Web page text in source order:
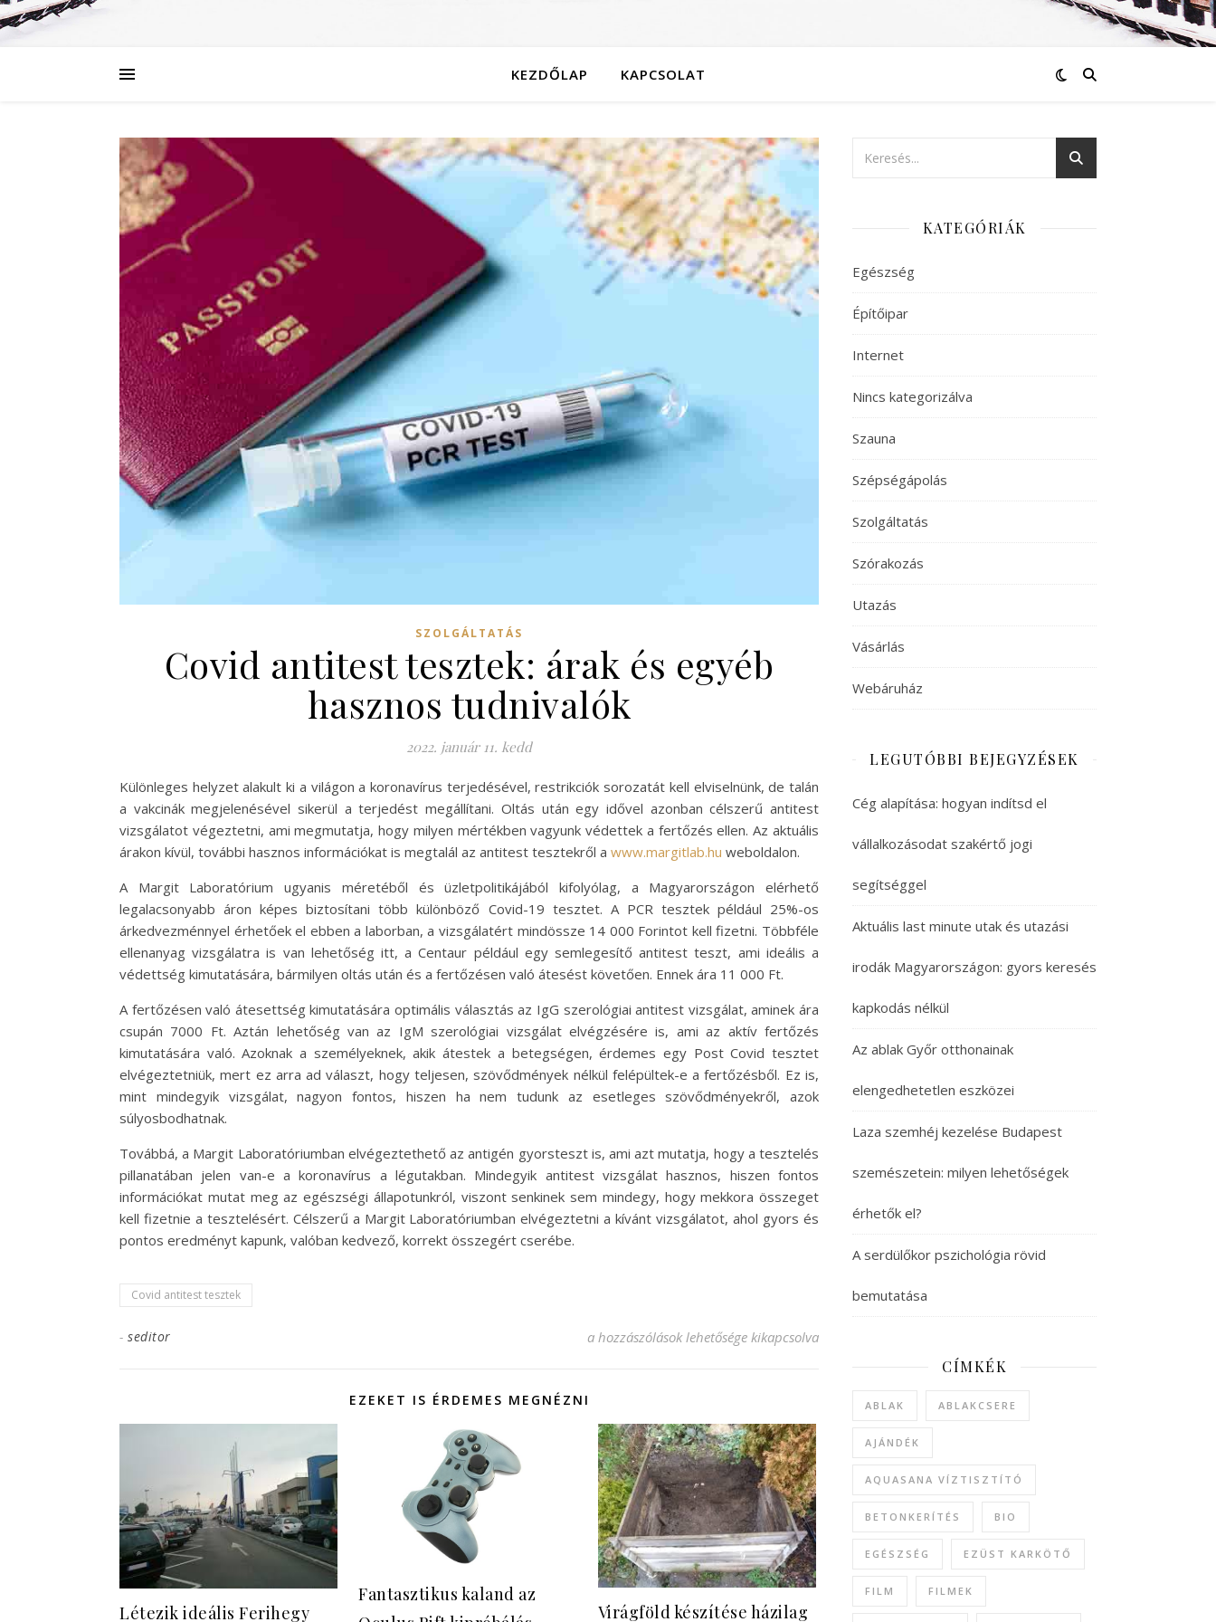
KEZDŐLAP KAPCSOLAT
SZOLGÁLTATÁS
Covid antitest tesztek: árak és egyéb
hasznos tudnivalók
2022. január 11. kedd
Különleges helyzet alakult ki a világon a koronavírus terjedésével, restrikciók sorozatát kell elviselnünk, de talán
a vakcinák megjelenésével sikerül a terjedést megállítani. Oltás után egy idővel azonban célszerű antitest
vizsgálatot végeztetni, ami megmutatja, hogy milyen mértékben vagyunk védettek a fertőzés ellen. Az aktuális
árakon kívül, további hasznos információkat is megtalál az antitest tesztekről a www.margitlab.hu weboldalon.
A Margit Laboratórium ugyanis méretéből és üzletpolitikájából kifolyólag, a Magyarországon elérhető
legalacsonyabb áron képes biztosítani több különböző Covid-19 tesztet. A PCR tesztek például 25%-os
árkedvezménnyel érhetőek el ebben a laborban, a vizsgálatért mindössze 14 000 Forintot kell fizetni. Többféle
ellenanyag vizsgálatra is van lehetőség itt, a Centaur például egy semlegesítő antitest teszt, ami ideális a
védettség kimutatására, bármilyen oltás után és a fertőzésen való átesést követően. Ennek ára 11 000 Ft.
A fertőzésen való átesettség kimutatására optimális választás az IgG szerológiai antitest vizsgálat, aminek ára
csupán 7000 Ft. Aztán lehetőség van az IgM szerológiai vizsgálat elvégzésére is, ami az aktív fertőzés
kimutatására való. Azoknak a személyeknek, akik átestek a betegségen, érdemes egy Post Covid tesztet
elvégeztetniük, mert ez arra ad választ, hogy teljesen, szövődmények nélkül felépültek-e a fertőzésből. Ez is,
mint mindegyik vizsgálat, nagyon fontos, hiszen ha nem tudunk az esetleges szövődményekről, azok
súlyosbodhatnak.
Továbbá, a Margit Laboratóriumban elvégeztethető az antigén gyorsteszt is, ami azt mutatja, hogy a tesztelés
pillanatában jelen van-e a koronavírus a légutakban. Mindegyik antitest vizsgálat hasznos, hiszen fontos
információkat mutat meg az egészségi állapotunkról, viszont senkinek sem mindegy, hogy mekkora összeget
kell fizetnie a tesztelésért. Célszerű a Margit Laboratóriumban elvégeztetni a kívánt vizsgálatot, ahol gyors és
pontos eredményt kapunk, valóban kedvező, korrekt összegért cserébe.
Covid antitest tesztek
- seditor Covid antitest tesztek: árak és egyéb hasznos tudnivalók bejegyzéshez
a hozzászólások lehetősége kikapcsolva
EZEKET IS ÉRDEMES MEGNÉZNI
Létezik ideális Ferihegy
Fantasztikus kaland az
Virágföld készítése házilag
KATEGÓRIÁK
Egészség
Építőipar
Internet
Nincs kategorizálva
Szauna
Szépségápolás
Szolgáltatás
Szórakozás
Utazás
Vásárlás
Webáruház
LEGUTÓBBI BEJEGYZÉSEK
Cég alapítása: hogyan indítsd el
vállalkozásodat szakértő jogi
segítséggel
Aktuális last minute utak és utazási
irodák Magyarországon: gyors keresés
kapkodás nélkül
Az ablak Győr otthonainak
elengedhetetlen eszközei
Laza szemhéj kezelése Budapest
szemészetein: milyen lehetőségek
érhetők el?
A serdülőkor pszichológia rövid
bemutatása
CÍMKÉK
ABLAK ABLAKCSERE
AJÁNDÉK
AQUASANA VÍZTISZTÍTÓ
BETONKERÍTÉS BIO
EGÉSZSÉG EZÜST KARKÖTŐ
FILM FILMEK